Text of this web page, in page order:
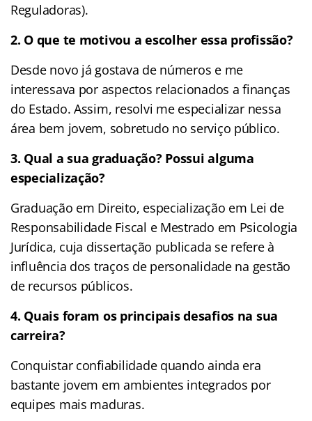
Reguladoras).
2. O que te motivou a escolher essa profissão?
Desde novo já gostava de números e me
interessava por aspectos relacionados a finanças
do Estado. Assim, resolvi me especializar nessa
área bem jovem, sobretudo no serviço público.
3. Qual a sua graduação? Possui alguma
especialização?
Graduação em Direito, especialização em Lei de
Responsabilidade Fiscal e Mestrado em Psicologia
Jurídica, cuja dissertação publicada se refere à
influência dos traços de personalidade na gestão
de recursos públicos.
4. Quais foram os principais desafios na sua
carreira?
Conquistar confiabilidade quando ainda era
bastante jovem em ambientes integrados por
equipes mais maduras.